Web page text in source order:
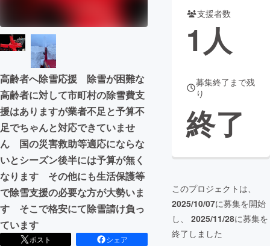
CAMPFIREふるさと納税
コミュニティ
高齢者へ除雪応援 除雪が困難な
高齢者に対して市町村の除雪費支
援はありますが業者不足と予算不
足でちゃんと対応できていませ
ん 国の災害救助等適応にならな
いとシーズン後半には予算が無く
なります その他にも生活保護等
で除雪支援の必要な方が大勢いま
す そこで格安にて除雪請け負っ
ています
ポスト
シェア
支援者数
1人
募集終了まで残
り
終了
このプロジェクトは、
2025/10/07に募集を開始
し、 2025/11/28に募集を
終了しました